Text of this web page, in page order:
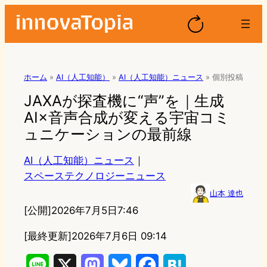
ホーム » AI（人工知能） » AI（人工知能）ニュース » 個別投稿
JAXAが探査機に“声”を｜生成
AI×音声合成が変える宇宙コミ
ュニケーションの最前線
AI（人工知能）ニュース ｜
スペーステクノロジーニュース
山本 達也
[公開]2026年7月5日7:46
[最終更新]2026年7月6日 09:14